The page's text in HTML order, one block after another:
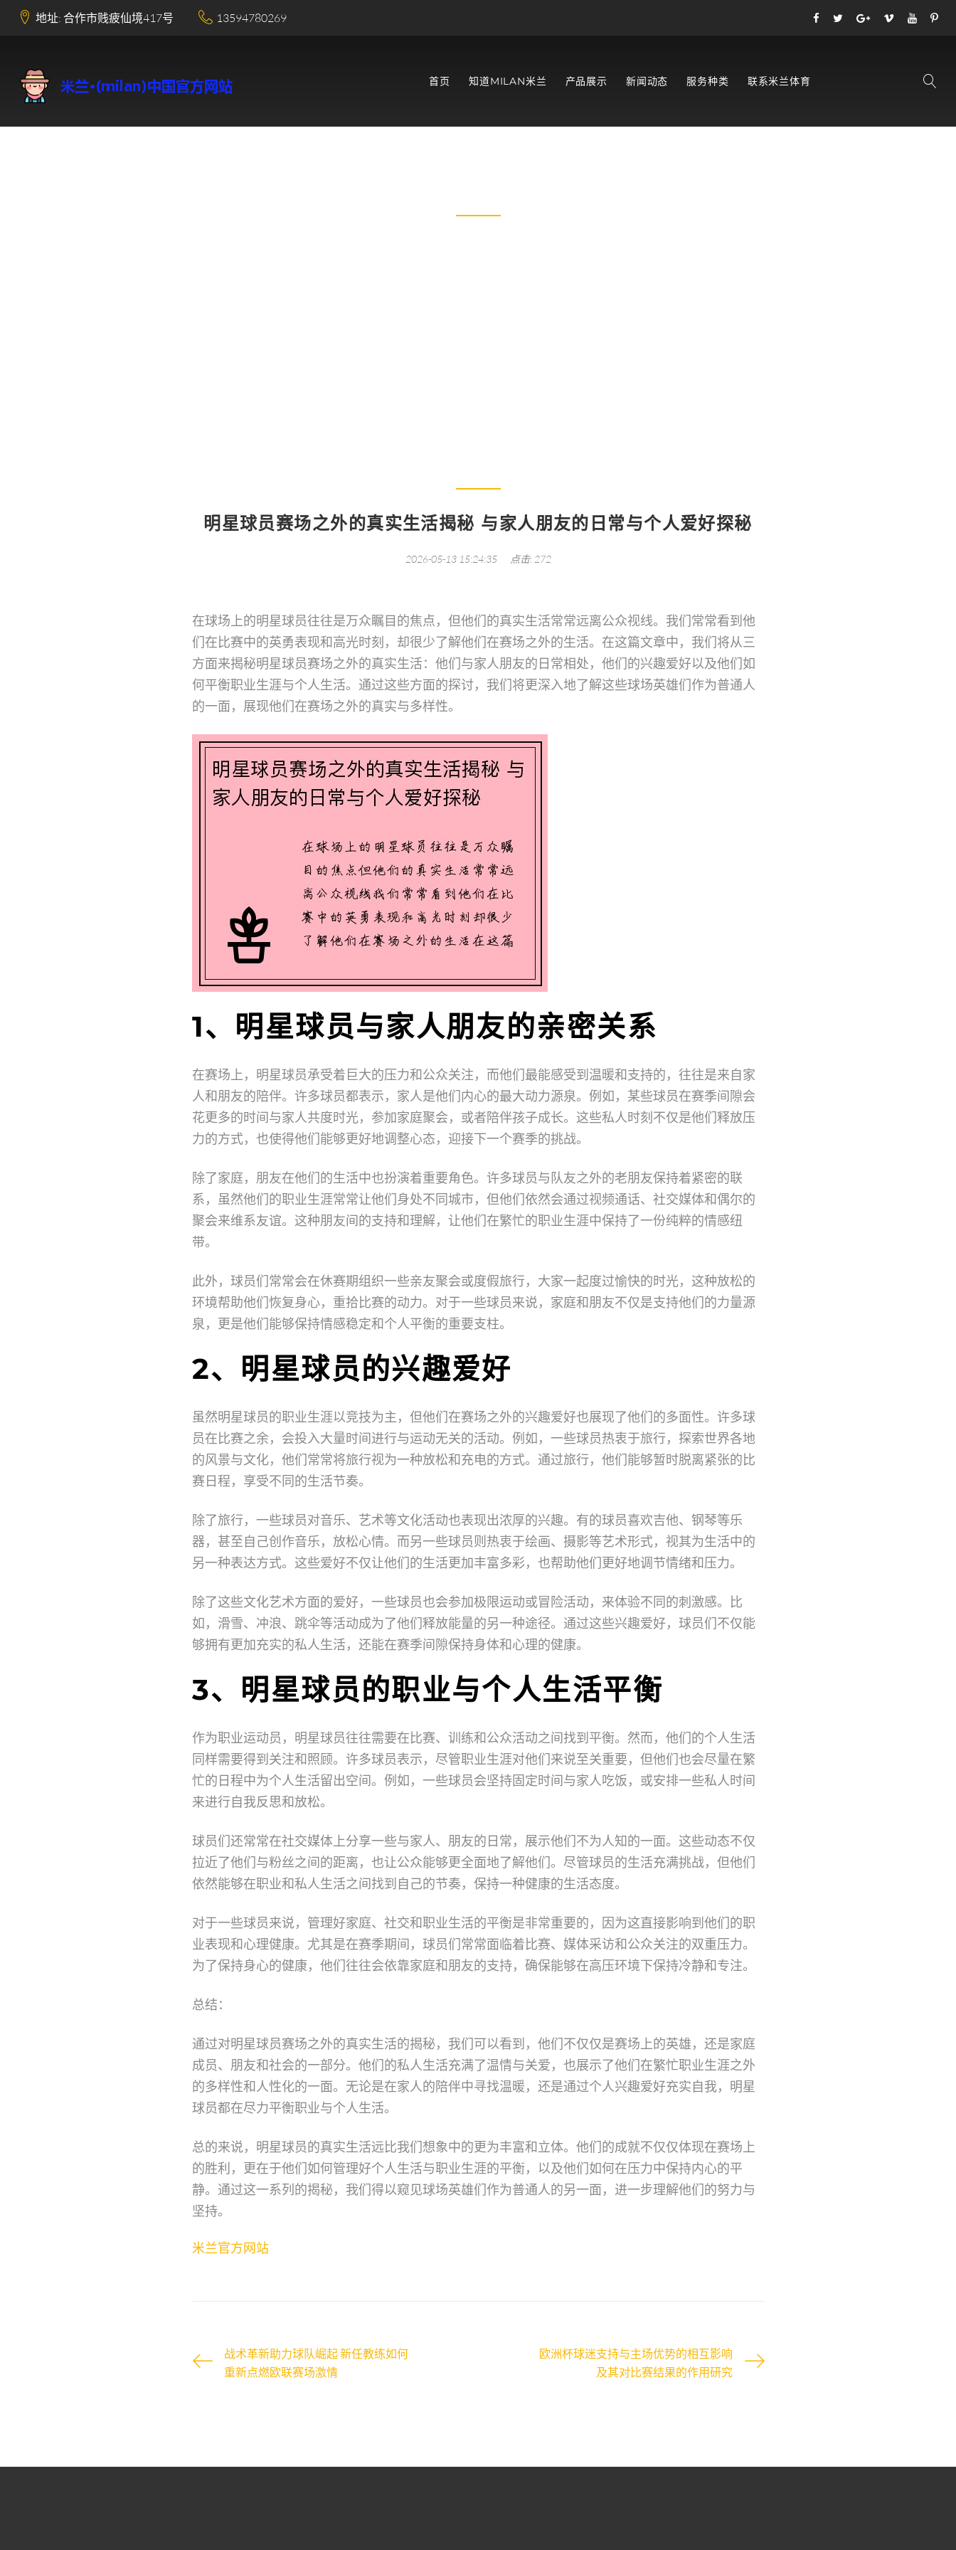
地址: 合作市贱疲仙境417号 13594780269
首页 知道MILAN米兰 产品展示 新闻动态 服务种类 联系米兰体育
明星球员赛场之外的真实生活揭秘 与家人朋友的日常与个人爱好探秘
2026-05-13 15:24:35 点击: 272
在球场上的明星球员往往是万众瞩目的焦点，但他们的真实生活常常远离公众视线。我们常常看到他
们在比赛中的英勇表现和高光时刻，却很少了解他们在赛场之外的生活。在这篇文章中，我们将从三
方面来揭秘明星球员赛场之外的真实生活：他们与家人朋友的日常相处，他们的兴趣爱好以及他们如
何平衡职业生涯与个人生活。通过这些方面的探讨，我们将更深入地了解这些球场英雄们作为普通人
的一面，展现他们在赛场之外的真实与多样性。
1、明星球员与家人朋友的亲密关系
在赛场上，明星球员承受着巨大的压力和公众关注，而他们最能感受到温暖和支持的，往往是来自家
人和朋友的陪伴。许多球员都表示，家人是他们内心的最大动力源泉。例如，某些球员在赛季间隙会
花更多的时间与家人共度时光，参加家庭聚会，或者陪伴孩子成长。这些私人时刻不仅是他们释放压
力的方式，也使得他们能够更好地调整心态，迎接下一个赛季的挑战。
除了家庭，朋友在他们的生活中也扮演着重要角色。许多球员与队友之外的老朋友保持着紧密的联
系，虽然他们的职业生涯常常让他们身处不同城市，但他们依然会通过视频通话、社交媒体和偶尔的
聚会来维系友谊。这种朋友间的支持和理解，让他们在繁忙的职业生涯中保持了一份纯粹的情感纽
带。
此外，球员们常常会在休赛期组织一些亲友聚会或度假旅行，大家一起度过愉快的时光，这种放松的
环境帮助他们恢复身心，重拾比赛的动力。对于一些球员来说，家庭和朋友不仅是支持他们的力量源
泉，更是他们能够保持情感稳定和个人平衡的重要支柱。
2、明星球员的兴趣爱好
虽然明星球员的职业生涯以竞技为主，但他们在赛场之外的兴趣爱好也展现了他们的多面性。许多球
员在比赛之余，会投入大量时间进行与运动无关的活动。例如，一些球员热衷于旅行，探索世界各地
的风景与文化，他们常常将旅行视为一种放松和充电的方式。通过旅行，他们能够暂时脱离紧张的比
赛日程，享受不同的生活节奏。
除了旅行，一些球员对音乐、艺术等文化活动也表现出浓厚的兴趣。有的球员喜欢吉他、钢琴等乐
器，甚至自己创作音乐，放松心情。而另一些球员则热衷于绘画、摄影等艺术形式，视其为生活中的
另一种表达方式。这些爱好不仅让他们的生活更加丰富多彩，也帮助他们更好地调节情绪和压力。
除了这些文化艺术方面的爱好，一些球员也会参加极限运动或冒险活动，来体验不同的刺激感。比
如，滑雪、冲浪、跳伞等活动成为了他们释放能量的另一种途径。通过这些兴趣爱好，球员们不仅能
够拥有更加充实的私人生活，还能在赛季间隙保持身体和心理的健康。
3、明星球员的职业与个人生活平衡
作为职业运动员，明星球员往往需要在比赛、训练和公众活动之间找到平衡。然而，他们的个人生活
同样需要得到关注和照顾。许多球员表示，尽管职业生涯对他们来说至关重要，但他们也会尽量在繁
忙的日程中为个人生活留出空间。例如，一些球员会坚持固定时间与家人吃饭，或安排一些私人时间
来进行自我反思和放松。
球员们还常常在社交媒体上分享一些与家人、朋友的日常，展示他们不为人知的一面。这些动态不仅
拉近了他们与粉丝之间的距离，也让公众能够更全面地了解他们。尽管球员的生活充满挑战，但他们
依然能够在职业和私人生活之间找到自己的节奏，保持一种健康的生活态度。
对于一些球员来说，管理好家庭、社交和职业生活的平衡是非常重要的，因为这直接影响到他们的职
业表现和心理健康。尤其是在赛季期间，球员们常常面临着比赛、媒体采访和公众关注的双重压力。
为了保持身心的健康，他们往往会依靠家庭和朋友的支持，确保能够在高压环境下保持冷静和专注。
总结：
通过对明星球员赛场之外的真实生活的揭秘，我们可以看到，他们不仅仅是赛场上的英雄，还是家庭
成员、朋友和社会的一部分。他们的私人生活充满了温情与关爱，也展示了他们在繁忙职业生涯之外
的多样性和人性化的一面。无论是在家人的陪伴中寻找温暖，还是通过个人兴趣爱好充实自我，明星
球员都在尽力平衡职业与个人生活。
总的来说，明星球员的真实生活远比我们想象中的更为丰富和立体。他们的成就不仅仅体现在赛场上
的胜利，更在于他们如何管理好个人生活与职业生涯的平衡，以及他们如何在压力中保持内心的平
静。通过这一系列的揭秘，我们得以窥见球场英雄们作为普通人的另一面，进一步理解他们的努力与
坚持。
米兰官方网站
战术革新助力球队崛起 新任教练如何
重新点燃欧联赛场激情
欧洲杯球迷支持与主场优势的相互影响
及其对比赛结果的作用研究